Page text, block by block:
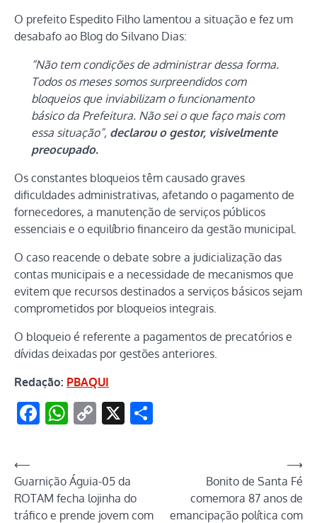
O prefeito Espedito Filho lamentou a situação e fez um
desabafo ao Blog do Silvano Dias:
“Não tem condições de administrar dessa forma.
Todos os meses somos surpreendidos com
bloqueios que inviabilizam o funcionamento
básico da Prefeitura. Não sei o que faço mais com
essa situação”, declarou o gestor, visivelmente
preocupado.
Os constantes bloqueios têm causado graves
dificuldades administrativas, afetando o pagamento de
fornecedores, a manutenção de serviços públicos
essenciais e o equilíbrio financeiro da gestão municipal.
O caso reacende o debate sobre a judicialização das
contas municipais e a necessidade de mecanismos que
evitem que recursos destinados a serviços básicos sejam
comprometidos por bloqueios integrais.
O bloqueio é referente a pagamentos de precatórios e
dívidas deixadas por gestões anteriores.
Redação: PBAQUI
Facebook
WhatsApp
Copy
X
Navegação
de
Post
⟵
Guarnição Águia-05 da
ROTAM fecha lojinha do
tráfico e prende jovem com
Bonito de Santa Fé
comemora 87 anos de
emancipação política com
⟶